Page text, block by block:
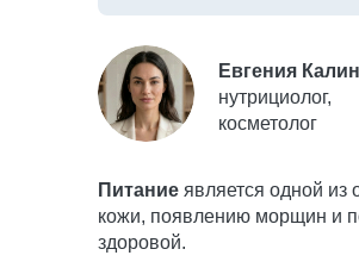
Евгения
нутрициолог,
косметолог
Питание является одной из
кожи, появлению морщин и
здоровой.